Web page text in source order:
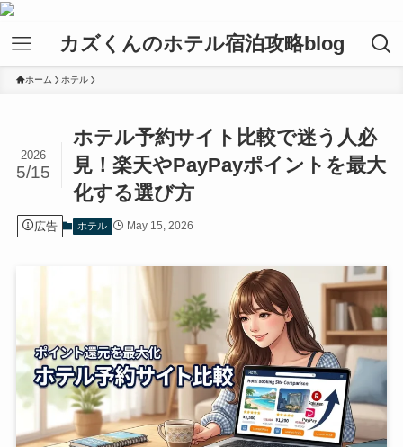
カズくんのホテル宿泊攻略blog
ホーム ホテル
ホテル予約サイト比較で迷う人必
見！楽天やPayPayポイントを最大
化する選び方
2026
5/15
広告 ホテル May 15, 2026